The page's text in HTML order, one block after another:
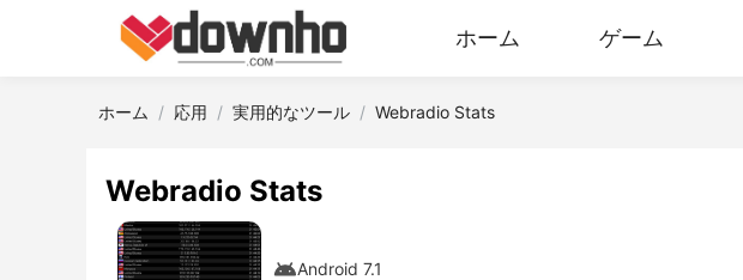
ホーム ゲーム
ホーム 応用 実用的なツール Webradio Stats
Webradio Stats
Android 7.1